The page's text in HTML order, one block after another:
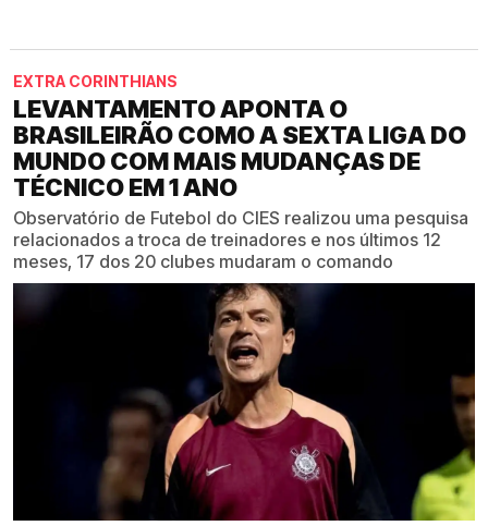
EXTRA CORINTHIANS
LEVANTAMENTO APONTA O
BRASILEIRÃO COMO A SEXTA LIGA DO
MUNDO COM MAIS MUDANÇAS DE
TÉCNICO EM 1 ANO
Observatório de Futebol do CIES realizou uma pesquisa
relacionados a troca de treinadores e nos últimos 12
meses, 17 dos 20 clubes mudaram o comando